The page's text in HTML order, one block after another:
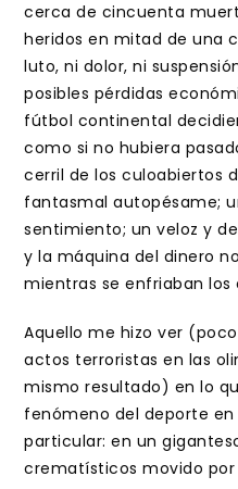
cerca de cincuenta
heridos en mitad de una
luto, ni dolor, ni
posibles pérdidas
fútbol continental
como si no hubiera
cerril de los culoabiertos
fantasmal autopésame;
sentimiento; un veloz y
y la máquina del dinero
mientras se enfriaban
Aquello me hizo ver
actos terroristas en las
mismo resultado) en lo
fenómeno del deporte
particular: en un
crematísticos movido